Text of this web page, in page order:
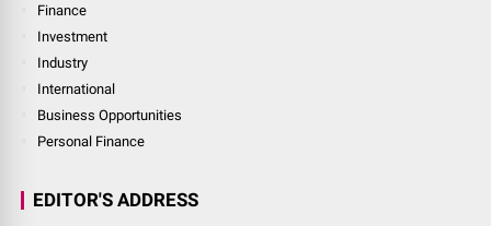
Finance
Investment
Industry
International
Business Opportunities
Personal Finance
EDITOR'S ADDRESS